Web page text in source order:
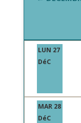
LUN 27
DéC
MAR 28
DéC